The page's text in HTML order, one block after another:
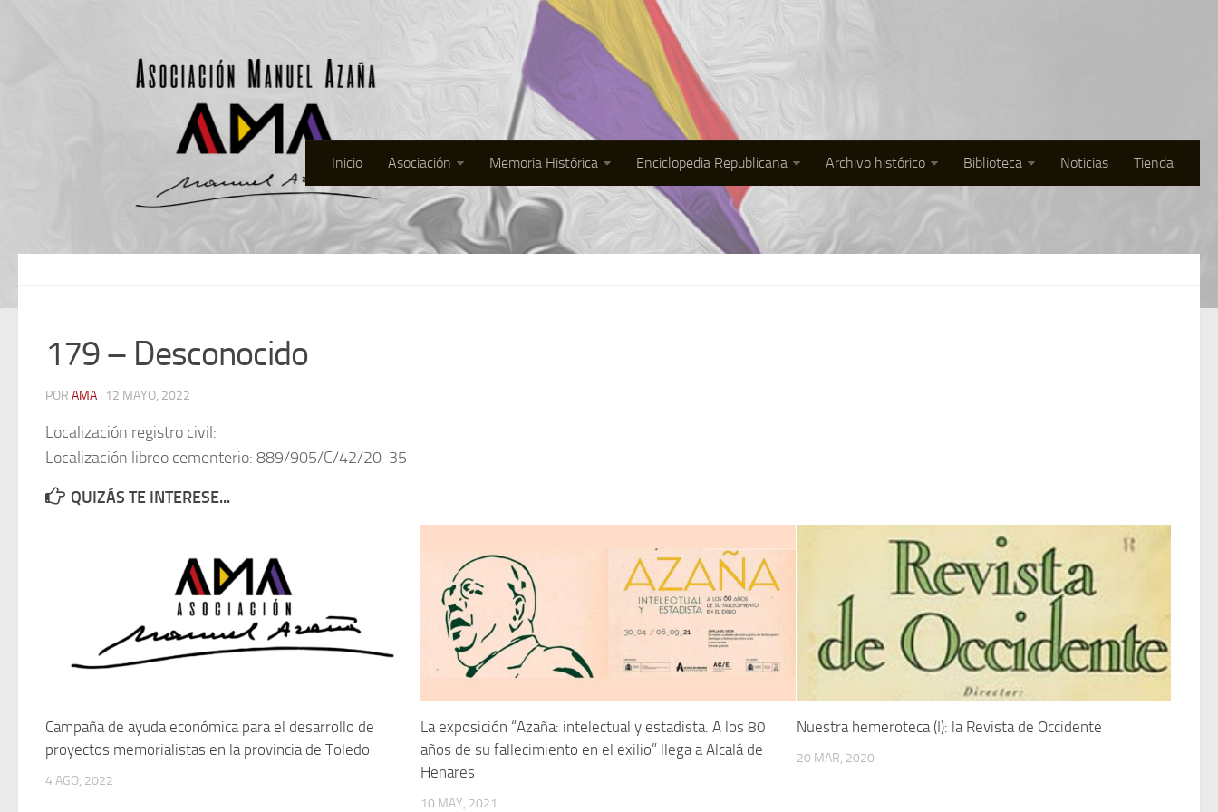
Inicio Asociación Memoria Histórica Enciclopedia Republicana Archivo histórico Biblioteca Noticias Tienda
179 – Desconocido
POR AMA · 12 MAYO, 2022
Localización registro civil:
Localización libreo cementerio: 889/905/C/42/20-35
QUIZÁS TE INTERESE...
Campaña de ayuda económica para el desarrollo de
proyectos memorialistas en la provincia de Toledo
4 AGO, 2022
La exposición “Azaña: intelectual y estadista. A los 80
años de su fallecimiento en el exilio” llega a Alcalá de
Henares
10 MAY, 2021
Nuestra hemeroteca (I): la Revista de Occidente
20 MAR, 2020